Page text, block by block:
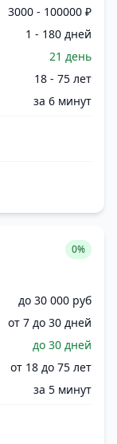
3000 - 100000 ₽
1 - 180 дней
21 день
18 - 75 лет
за 6 минут
0%
до 30 000 руб
от 7 до 30 дней
до 30 дней
от 18 до 75 лет
за 5 минут